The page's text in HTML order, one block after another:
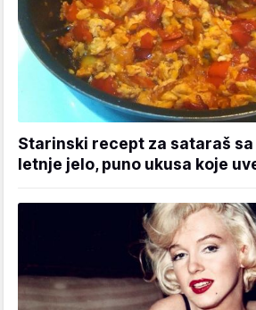
Starinski recept za sataraš sa
letnje jelo, puno ukusa koje